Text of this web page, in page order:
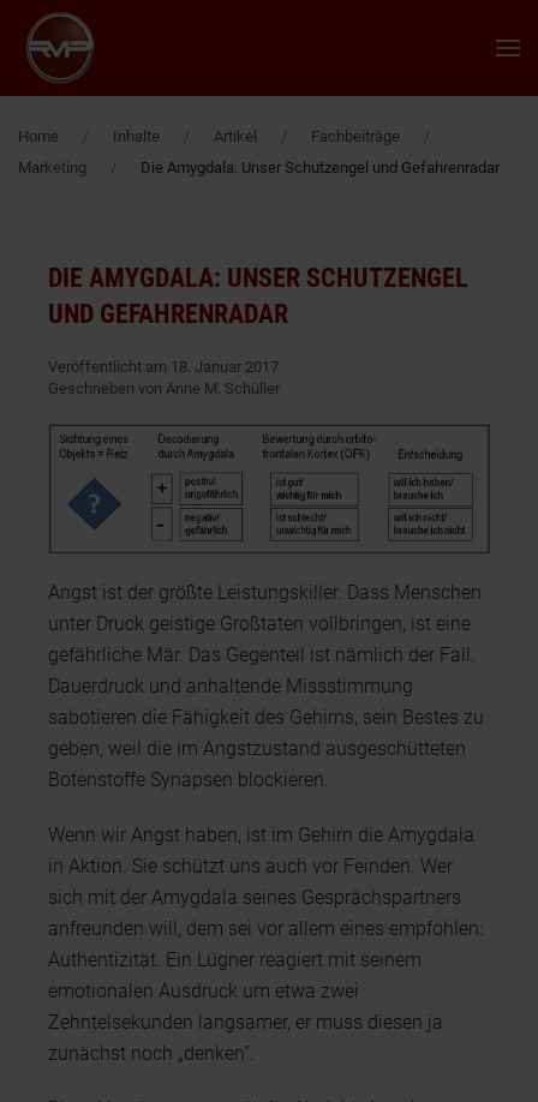
Zum Hauptinhalt springen
Home Inhalte Artikel
Fachbeiträge
Marketing
Die Amygdala: Unser Schutzengel und Gefahrenradar
DIE AMYGDALA: UNSER SCHUTZENGEL
UND GEFAHRENRADAR
Veröffentlicht am 18. Januar 2017
Geschrieben von Anne M. Schüller
Angst ist der größte Leistungskiller. Dass Menschen
unter Druck geistige Großtaten vollbringen, ist eine
gefährliche Mär. Das Gegenteil ist nämlich der Fall.
Dauerdruck und anhaltende Missstimmung
sabotieren die Fähigkeit des Gehirns, sein Bestes zu
geben, weil die im Angstzustand ausgeschütteten
Botenstoffe Synapsen blockieren.
Wenn wir Angst haben, ist im Gehirn die Amygdala
in Aktion. Sie schützt uns auch vor Feinden. Wer
sich mit der Amygdala seines Gesprächspartners
anfreunden will, dem sei vor allem eines empfohlen:
Authentizität. Ein Lügner reagiert mit seinem
emotionalen Ausdruck um etwa zwei
Zehntelsekunden langsamer, er muss diesen ja
zunächst noch „denken”.